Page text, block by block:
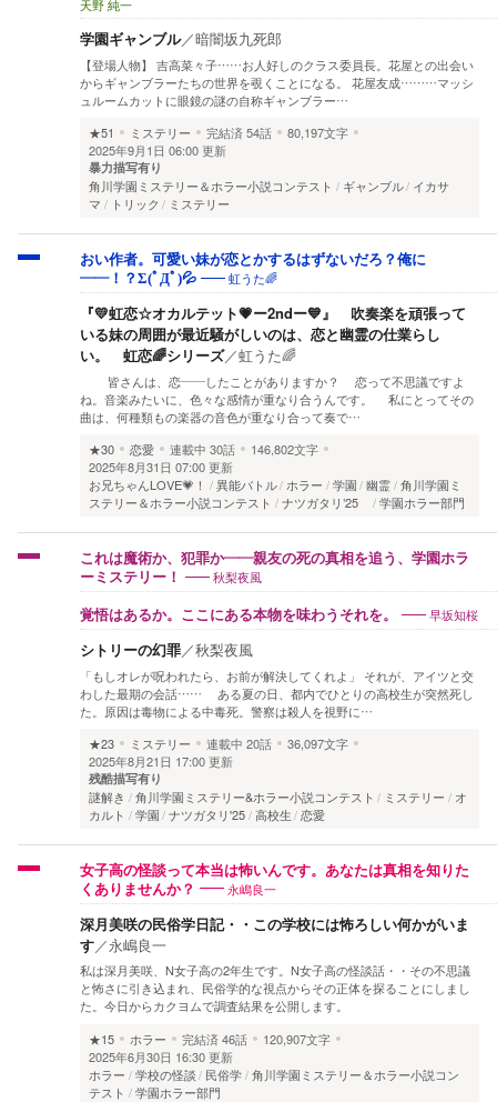
天野 純一
学園ギャンブル／暗闇坂九死郎
【登場人物】 吉高菜々子……お人好しのクラス委員長。花屋との出会い
からギャンブラーたちの世界を覗くことになる。 花屋友成………マッシ
ュルームカットに眼鏡の謎の自称ギャンブラー…
★51
ミステリー 完結済54話
80,197文字
2025年9月1日 06:00 更新
暴力描写有り
角川学園ミステリー＆ホラー小説コンテスト ギャンブル イカサ
マ
トリック ミステリー
おい作者。可愛い妹が恋とかするはずないだろ？俺に
――！？Σ(ﾟДﾟ)💦
虹うた🌈
『💛虹恋☆オカルテット💗ー2ndー💙』 吹奏楽を頑張って
いる妹の周囲が最近騒がしいのは、恋と幽霊の仕業らし
い。 虹恋🌈シリーズ／虹うた🌈
皆さんは、恋――したことがありますか？ 恋って不思議ですよ
ね。音楽みたいに、色々な感情が重なり合うんです。 私にとってその
曲は、何種類もの楽器の音色が重なり合って奏で…
★30
恋愛 連載中 30話
146,802文字
2025年8月31日 07:00 更新
お兄ちゃんLOVE💗！
異能バトル ホラー 学園 幽霊 角川学園ミ
ステリー＆ホラー小説コンテスト
ナツガタリ’25 学園ホラー部門
これは魔術か、犯罪か――親友の死の真相を追う、学園ホラ
ーミステリー！
秋梨夜風
覚悟はあるか。ここにある本物を味わうそれを。 早坂知桜
シトリーの幻罪／秋梨夜風
「もしオレが呪われたら、お前が解決してくれよ」 それが、アイツと交
わした最期の会話…… ある夏の日、都内でひとりの高校生が突然死し
た。原因は毒物による中毒死。警察は殺人を視野に…
★23
ミステリー 連載中 20話
36,097文字
2025年8月21日 17:00 更新
残酷描写有り
謎解き 角川学園ミステリー&ホラー小説コンテスト ミステリー
オ
カルト
学園 ナツガタリ'25 高校生 恋愛
女子高の怪談って本当は怖いんです。あなたは真相を知りた
くありませんか？
永嶋良一
深月美咲の民俗学日記・・この学校には怖ろしい何かがいま
す／永嶋良一
私は深月美咲、N女子高の2年生です。N女子高の怪談話・・その不思議
と怖さに引き込まれ、民俗学的な視点からその正体を探ることにしまし
た。今日からカクヨムで調査結果を公開します。
★15
ホラー 完結済46話
120,907文字
2025年6月30日 16:30 更新
ホラー
学校の怪談 民俗学 角川学園ミステリー＆ホラー小説コン
テスト
学園ホラー部門